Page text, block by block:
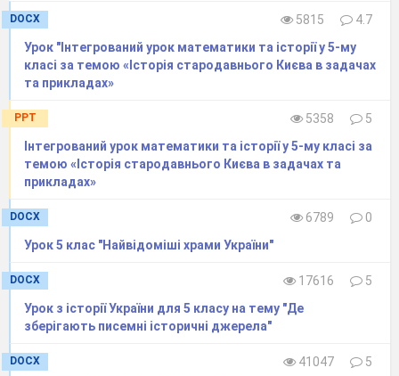
DOCX 5815
4.7
Урок "Інтегрований урок математики та історії у 5-му
класі за темою «Історія стародавнього Києва в задачах
та прикладах»
PPT 5358
5
Інтегрований урок математики та історії у 5-му класі за
темою «Історія стародавнього Києва в задачах та
прикладах»
DOCX 6789
0
Урок 5 клас "Найвідоміші храми України"
DOCX 17616
5
Урок з історії України для 5 класу на тему "Де
зберігають писемні історичні джерела"
DOCX 41047
5